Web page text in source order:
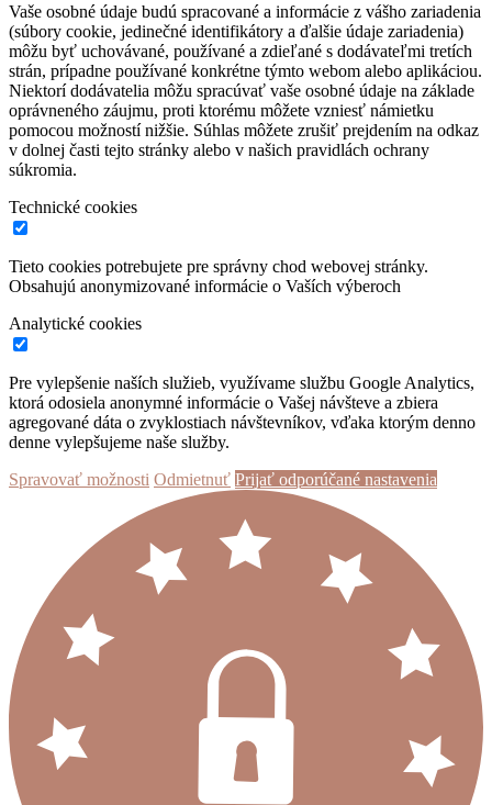
Vaše osobné údaje budú spracované a informácie z vášho zariadenia
(súbory cookie, jedinečné identifikátory a ďalšie údaje zariadenia)
môžu byť uchovávané, používané a zdieľané s dodávateľmi tretích
strán, prípadne používané konkrétne týmto webom alebo aplikáciou.
Niektorí dodávatelia môžu spracúvať vaše osobné údaje na základe
oprávneného záujmu, proti ktorému môžete vzniesť námietku
pomocou možností nižšie. Súhlas môžete zrušiť prejdením na odkaz
v dolnej časti tejto stránky alebo v našich pravidlách ochrany
súkromia.
Technické cookies
Tieto cookies potrebujete pre správny chod webovej stránky.
Obsahujú anonymizované informácie o Vaších výberoch
Analytické cookies
Pre vylepšenie naších služieb, využívame službu Google Analytics,
ktorá odosiela anonymné informácie o Vašej návšteve a zbiera
agregované dáta o zvyklostiach návštevníkov, vďaka ktorým denno
denne vylepšujeme naše služby.
Spravovať možnosti Odmietnuť Prijať odporúčané nastavenia